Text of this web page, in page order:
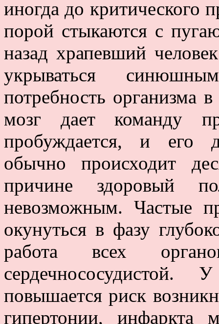
иногда до критического
порой стыкаются с
назад храпевший
укрываться
потребность организма
мозг дает команду
пробуждается, и его
обычно происходит
причине здоровый
невозможным. Частые
окунуться в фазу
работа всех
повышается риск
гипертонии, инфаркта